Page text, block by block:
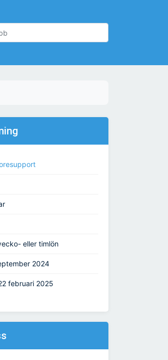
eller timlön
2024
februari 2025